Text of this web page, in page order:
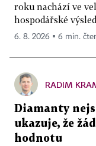
roku nachází ve
hospodářské
6. 8. 2026 ▪ 6 min.
RADIM
Diamanty
ukazuje, že
hodnotu